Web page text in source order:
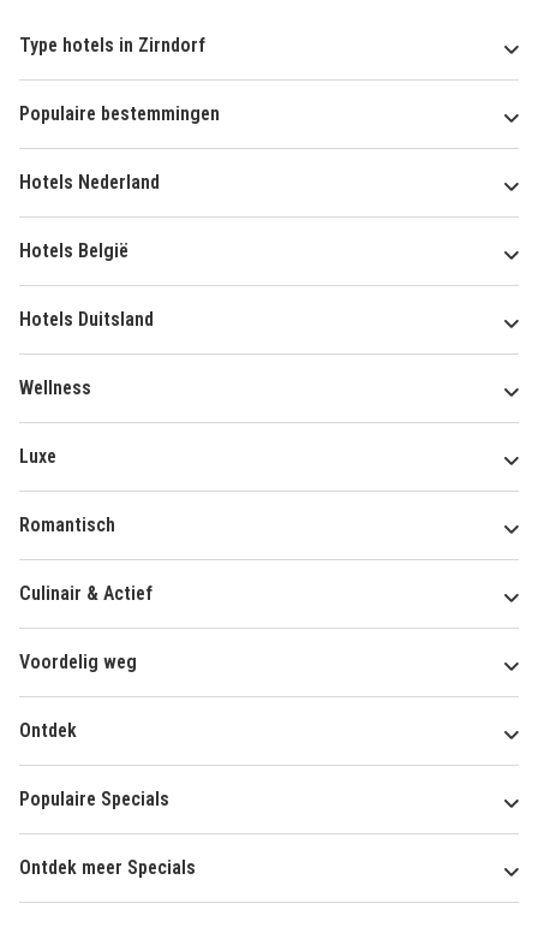
Type hotels in Zirndorf
Populaire bestemmingen
Hotels Nederland
Hotels België
Hotels Duitsland
Wellness
Luxe
Romantisch
Culinair & Actief
Voordelig weg
Ontdek
Populaire Specials
Ontdek meer Specials